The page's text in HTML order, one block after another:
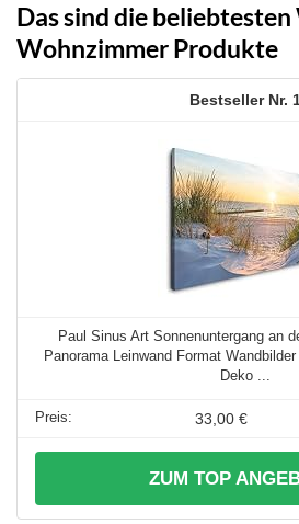
Das sind die
Wohnzimmer Produkte
Paul Sinus Art Sonnenuntergang an
Panorama Leinwand Format
Deko ...
33,00 €
ZUM TOP